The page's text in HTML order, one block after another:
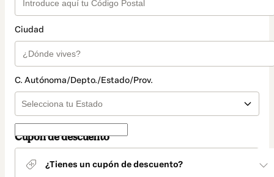
Ciudad
C. Autónoma/Depto./Estado/Prov.
Cupón de descuento
¿Tienes un cupón de descuento?